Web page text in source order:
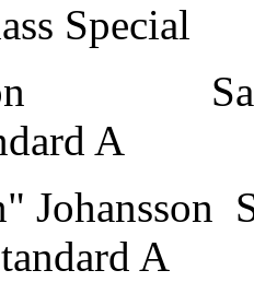
Special
A
A